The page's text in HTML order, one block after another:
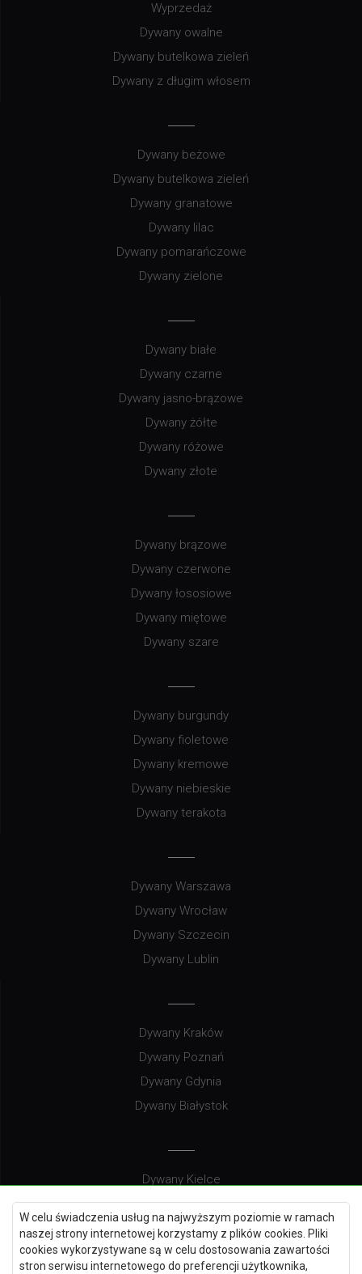
W celu świadczenia usług na najwyższym poziomie w ramach
naszej strony internetowej korzystamy z plików cookies. Pliki
cookies wykorzystywane są w celu dostosowania zawartości
stron serwisu internetowego do preferencji użytkownika,
Wyprzedaż
Dywany owalne
Dywany butelkowa zieleń
Dywany z długim włosem
Dywany beżowe
Dywany butelkowa zieleń
Dywany granatowe
Dywany lilac
Dywany pomarańczowe
Dywany zielone
Dywany białe
Dywany czarne
Dywany jasno-brązowe
Dywany żółte
Dywany różowe
Dywany złote
Dywany brązowe
Dywany czerwone
Dywany łososiowe
Dywany miętowe
Dywany szare
Dywany burgundy
Dywany fioletowe
Dywany kremowe
Dywany niebieskie
Dywany terakota
Dywany Warszawa
Dywany Wrocław
Dywany Szczecin
Dywany Lublin
Dywany Kraków
Dywany Poznań
Dywany Gdynia
Dywany Białystok
Dywany Kielce
Dywany Gdańsk
Dywany Toruń
Dywany Bydgoszcz